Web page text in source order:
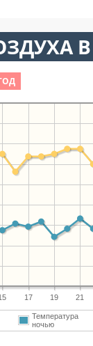
17 19 21
Температура
ночью